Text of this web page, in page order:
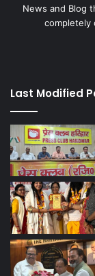
News and Blog
completely
Last Modified